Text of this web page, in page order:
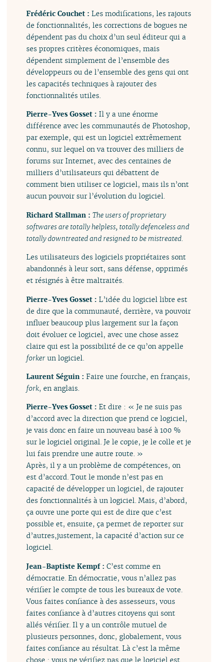
Frédéric Couchet :Les modifications, les rajouts
de fonctionnalités, les corrections de bogues ne
dépendent pas du choix d’un seul éditeur qui a
ses propres critères économiques, mais
dépendent simplement de l’ensemble des
développeurs ou de l’ensemble des gens qui ont
les capacités techniques à rajouter des
fonctionnalités utiles.
Pierre-Yves Gosset :Il y a une énorme
différence avec les communautés de Photoshop,
par exemple, qui est un logiciel extrêmement
connu, sur lequel on va trouver des milliers de
forums sur Internet, avec des centaines de
milliers d’utilisateurs qui débattent de
comment bien utiliser ce logiciel, mais ils n’ont
aucun pouvoir sur l’évolution du logiciel.
Richard Stallman :The users of proprietary
softwares are totally helpless, totally defenceless and
totally downtreated and resigned to be mistreated.
Les utilisateurs des logiciels propriétaires sont
abandonnés à leur sort, sans défense, opprimés
et résignés à être maltraités.
Pierre-Yves Gosset :L’idée du logiciel libre est
de dire que la communauté, derrière, va pouvoir
influer beaucoup plus largement sur la façon
doit évoluer ce logiciel, avec une chose assez
claire qui est la possibilité de ce qu’on appelle
forker un logiciel.
Laurent Séguin :Faire une fourche, en français,
fork, en anglais.
Pierre-Yves Gosset :Et dire : « Je ne suis pas
d’accord avec la direction que prend ce logiciel,
je vais donc en faire un nouveau basé à 100 %
sur le logiciel original. Je le copie, je le colle et je
lui fais prendre une autre route. »
Après, il y a un problème de compétences, on
est d’accord. Tout le monde n’est pas en
capacité de développer un logiciel, de rajouter
des fonctionnalités à un logiciel. Mais, d’abord,
ça ouvre une porte qui est de dire que c’est
possible et, ensuite, ça permet de reporter sur
d’autres,justement, la capacité d’action sur ce
logiciel.
Jean-Baptiste Kempf :C’est comme en
démocratie. En démocratie, vous n’allez pas
vérifier le compte de tous les bureaux de vote.
Vous faites confiance à des assesseurs, vous
faites confiance à d’autres citoyens qui sont
allés vérifier. Il y a un contrôle mutuel de
plusieurs personnes, donc, globalement, vous
faites confiance au résultat. Là c’est la même
chose : vous ne vérifiez pas que le logiciel est